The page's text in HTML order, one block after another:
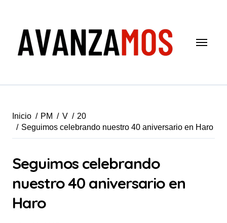
Inicio PM V
20
Seguimos celebrando nuestro 40 aniversario en Haro
Seguimos celebrando
nuestro 40 aniversario en
Haro